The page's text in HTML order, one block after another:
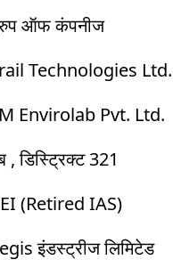
ग्रुप ऑफ कंपनीज
Technologies Ltd.
Envirolab Pvt. Ltd.
, डिस्ट्रिक्ट 321
(Retired IAS)
इंडस्ट्रीज लिमिटेड